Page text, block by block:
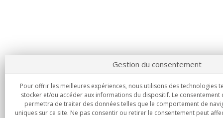
Gestion du consentement
Pour offrir les meilleures expériences, nous utilisons des technologies
stocker et/ou accéder aux informations du dispositif. Le consentement
permettra de traiter des données telles que le comportement de
uniques sur ce site. Ne pas consentir ou retirer le consentement peut